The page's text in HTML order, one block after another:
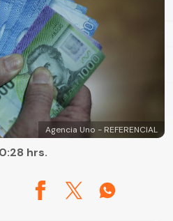
Agencia Uno - REFERENCIAL
hrs.